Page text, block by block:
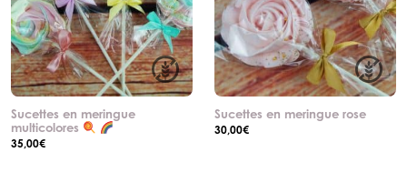
Sucettes en meringue
multicolores
35,00€
Sucettes en meringue rose
30,00€